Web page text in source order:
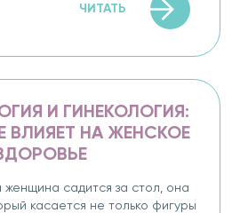
ЧИТАТЬ
И ГИНЕКОЛОГИЯ:
ВЛИЯЕТ НА ЖЕНСКОЕ
женщина садится за стол, она
касается не только фигуры